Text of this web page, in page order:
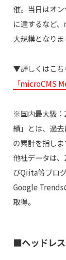
催。当日はオ
に達するなど
大規模となりま
▼詳しくはこち
「microCMS
※国内最大級
績」とは、過
の累計を指しま
他社データは
びQiita等ブロ
Google Trends
取得。
■ヘッドレ